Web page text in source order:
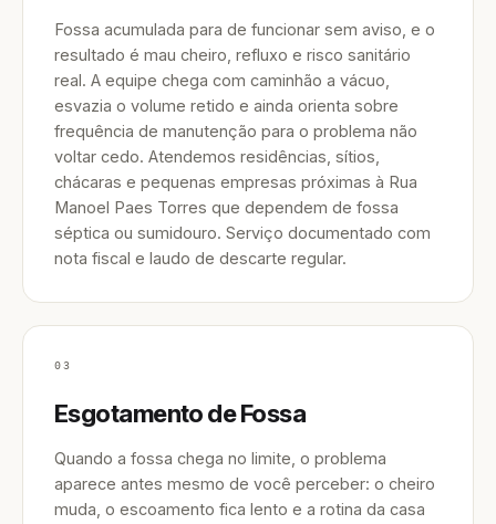
Fossa acumulada para de funcionar sem aviso, e o
resultado é mau cheiro, refluxo e risco sanitário
real. A equipe chega com caminhão a vácuo,
esvazia o volume retido e ainda orienta sobre
frequência de manutenção para o problema não
voltar cedo. Atendemos residências, sítios,
chácaras e pequenas empresas próximas à Rua
Manoel Paes Torres que dependem de fossa
séptica ou sumidouro. Serviço documentado com
nota fiscal e laudo de descarte regular.
03
Esgotamento de Fossa
Quando a fossa chega no limite, o problema
aparece antes mesmo de você perceber: o cheiro
muda, o escoamento fica lento e a rotina da casa